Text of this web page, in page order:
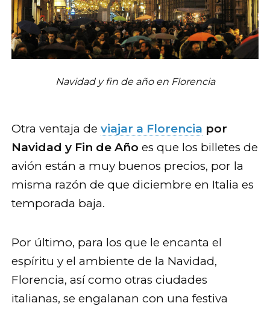
Navidad y fin de año en Florencia
Otra ventaja de viajar a Florencia por
Navidad y Fin de Año es que los billetes de
avión están a muy buenos precios, por la
misma razón de que diciembre en Italia es
temporada baja.
Por último, para los que le encanta el
espíritu y el ambiente de la Navidad,
Florencia, así como otras ciudades
italianas, se engalanan con una festiva